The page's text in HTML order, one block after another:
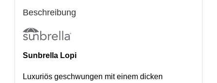
Beschreibung
Sunbrella Lopi
Luxuriös geschwungen mit einem dicken